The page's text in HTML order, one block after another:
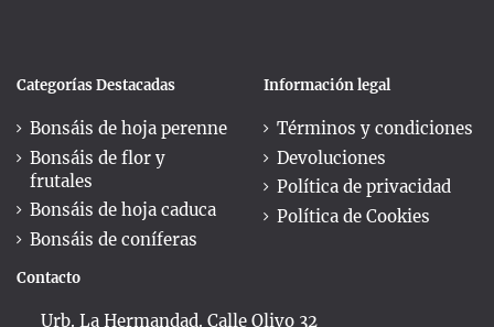
Categorías Destacadas
Bonsáis de hoja perenne
Bonsáis de flor y
frutales
Bonsáis de hoja caduca
Bonsáis de coníferas
Información legal
Términos y condiciones
Devoluciones
Política de privacidad
Política de Cookies
Contacto
Urb. La Hermandad. Calle Olivo 32